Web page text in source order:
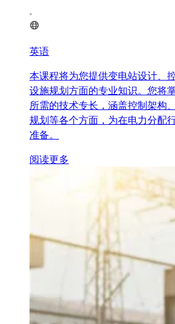
英语
本课程将为您提供变电站设计、
设施规划方面的专业知识。您将
所需的技术专长，涵盖控制架构
规划等各个方面，为在电力分配
准备。
阅读更多